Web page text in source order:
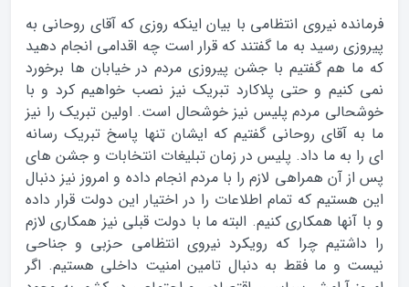
فرمانده نیروی انتظامی با بیان اینکه روزی که آقای روحانی به
پیروزی رسید به ما گفتند که قرار است چه اقدامی انجام دهید
که ما هم گفتیم با جشن پیروزی مردم در خیابان ها برخورد
نمی کنیم و حتی پلاکارد تبریک نیز نصب خواهیم کرد و با
خوشحالی مردم پلیس نیز خوشحال است. اولین تبریک را نیز
ما به آقای روحانی گفتیم که ایشان تنها پاسخ تبریک رسانه
ای را به ما داد. پلیس در زمان تبلیغات انتخابات و جشن های
پس از آن همراهی لازم را با مردم انجام داده و امروز نیز دنبال
این هستیم که تمام اطلاعات را در اختیار این دولت قرار داده
و با آنها همکاری کنیم. البته ما با دولت قبلی نیز همکاری لازم
را داشتیم چرا که رویکرد نیروی انتظامی حزبی و جناحی
نیست و ما فقط به دنبال تامین امنیت داخلی هستیم. اگر